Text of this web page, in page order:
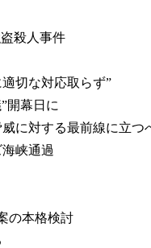
殺人事件
切な対応取らず”
開幕日に
に対する最前線に立つ
峡通過
の本格検討